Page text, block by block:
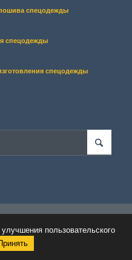
спецодежды
спецодежды
спецодежды
пользовательского